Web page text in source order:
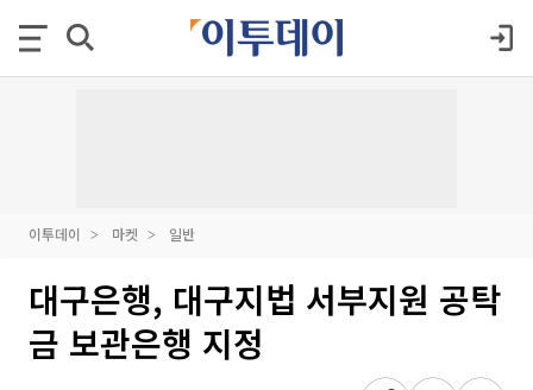
이투데이 마켓 일반
대구은행, 대구지법 서부지원 공탁
금 보관은행 지정